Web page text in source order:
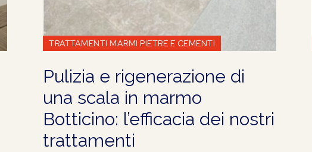
TRATTAMENTI MARMI PIETRE E CEMENTI
Pulizia e rigenerazione di
una scala in marmo
Botticino: l’efficacia dei nostri
trattamenti